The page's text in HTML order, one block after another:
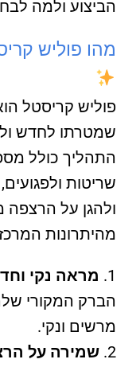
הביצוע ולמה
מהו פוליש
פוליש קריסטל
שמטרתו לחדש
התהליך כולל
שריטות
ולהגן על הרצפה
מהיתרונות
מראה נקי
הברק המקורי
מרשים ונקי.
שמירה על